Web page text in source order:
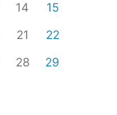
14
15
21
22
28
29